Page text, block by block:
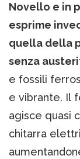
Novello e in
esprime
quella della
senza
e fossili
e vibrante. Il
agisce quasi
chitarra